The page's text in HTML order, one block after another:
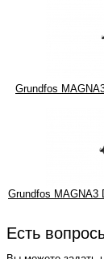
Grundfos
Grundfos MAGNA3
Есть